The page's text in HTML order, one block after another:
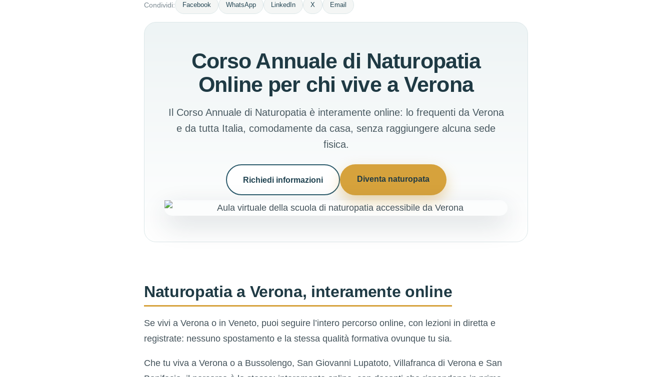
Condividi: Facebook WhatsApp LinkedIn X Email
Corso Annuale di Naturopatia
Online per chi vive a Verona
Il Corso Annuale di Naturopatia è interamente online: lo frequenti da Verona
e da tutta Italia, comodamente da casa, senza raggiungere alcuna sede
fisica.
Richiedi informazioni Diventa naturopata
Naturopatia a Verona, interamente online
Se vivi a Verona o in Veneto, puoi seguire l’intero percorso online, con lezioni in diretta e
registrate: nessuno spostamento e la stessa qualità formativa ovunque tu sia.
Che tu viva a Verona o a Bussolengo, San Giovanni Lupatoto, Villafranca di Verona e San